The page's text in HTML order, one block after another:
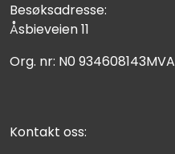
Besøksadresse:
Åsbieveien 11
Org. nr: N0 934608143MVA
Kontakt oss: